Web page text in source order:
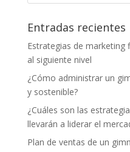
Entradas recientes
Estrategias de marketing
al siguiente nivel
¿Cómo administrar un
y sostenible?
¿Cuáles son las
llevarán a liderar el
Plan de ventas de un